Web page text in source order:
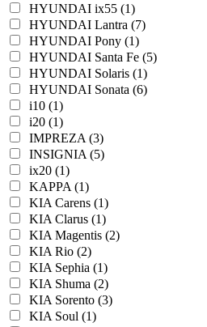
HYUNDAI ix55 (1)
HYUNDAI Lantra (7)
HYUNDAI Pony (1)
HYUNDAI Santa Fe (5)
HYUNDAI Solaris (1)
HYUNDAI Sonata (6)
i10 (1)
i20 (1)
IMPREZA (3)
INSIGNIA (5)
ix20 (1)
KAPPA (1)
KIA Carens (1)
KIA Clarus (1)
KIA Magentis (2)
KIA Rio (2)
KIA Sephia (1)
KIA Shuma (2)
KIA Sorento (3)
KIA Soul (1)